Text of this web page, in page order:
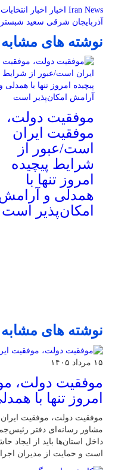
Iran News اخبار اخبار انتخابات
آذربایجان شرقی سعید شبستر
نوشته های مشابه
موفقیت دولت،
موفقیت ایران
است/عبور از
شرایط پیچیده
امروز تنها با
همدلی و
امکان‌پذیر است
نوشته های مشابه
۱۵ مرداد ۱۴۰۵
موفقیت دولت،
امروز تنها با
موفقیت دولت، موفقیت
مشاور رسانه‌ای دفتر
داخل استان‌ها باید از ایجاد
است و حمایت از مدیران